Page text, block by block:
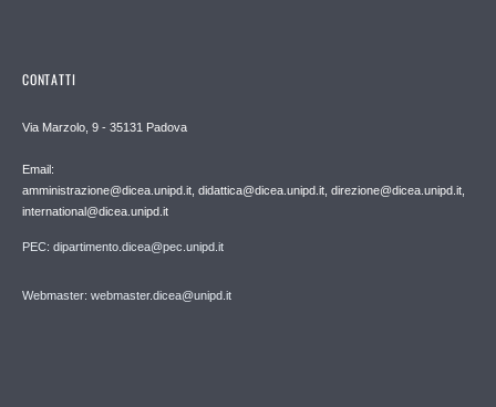
CONTATTI
Via Marzolo, 9 - 35131 Padova
Email:
amministrazione@dicea.unipd.it, didattica@dicea.unipd.it, direzione@dicea.unipd.it,
international@dicea.unipd.it
PEC: dipartimento.dicea@pec.unipd.it
Webmaster: webmaster.dicea@unipd.it